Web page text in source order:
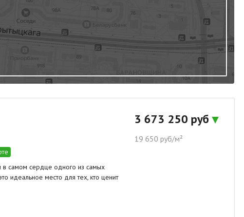
самом сердце одного из самых
идеальное место для тех, кто ценит
3 673 250 руб
19 650 руб/м²